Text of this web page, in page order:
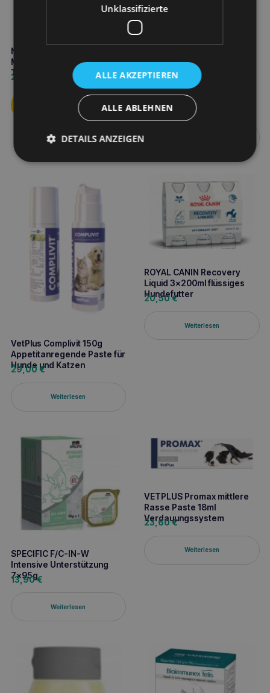
NBF Lanes Drenalase Pet
Mini cane e gatto 20
Tabletten
21,20
DOLFOS Immunodol Katze
Mini 60 Tabletten
7,90€
VetPlus Complivit 150g
Appetitanregende Paste für
Hunde und Katzen
29,00 €
Weiterlesen
ROYAL CANIN Recovery
Liquid 3x200ml flüssiges
Hundefutter
20,50€
Weiterlesen
SPECIFIC F/C-IN-W
Intensive Unterstützung
7x95g
13,90€
Weiterlesen
VETPLUS Promax mittlere
Rasse Paste 18ml
Verdauungssystem
23,60€
Weiterlesen
Unklassifizierte
ALLE AKZEPTIEREN
ALLE ABLEHNEN
DETAILS ANZEIGEN